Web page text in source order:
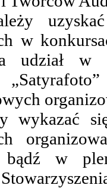
w
udział w
wykazać
bądź w